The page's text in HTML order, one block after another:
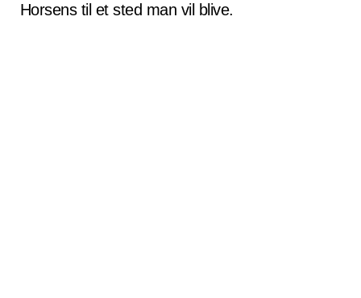
Horsens til et sted man vil blive.